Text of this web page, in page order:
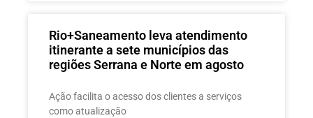
Rio+Saneamento leva atendimento
itinerante a sete municípios das
regiões Serrana e Norte em agosto
Ação facilita o acesso dos clientes a serviços
como atualização